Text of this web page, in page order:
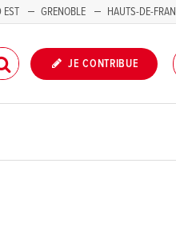
EST GRENOBLE HAUTS-DE-
JE CONTRIBUE